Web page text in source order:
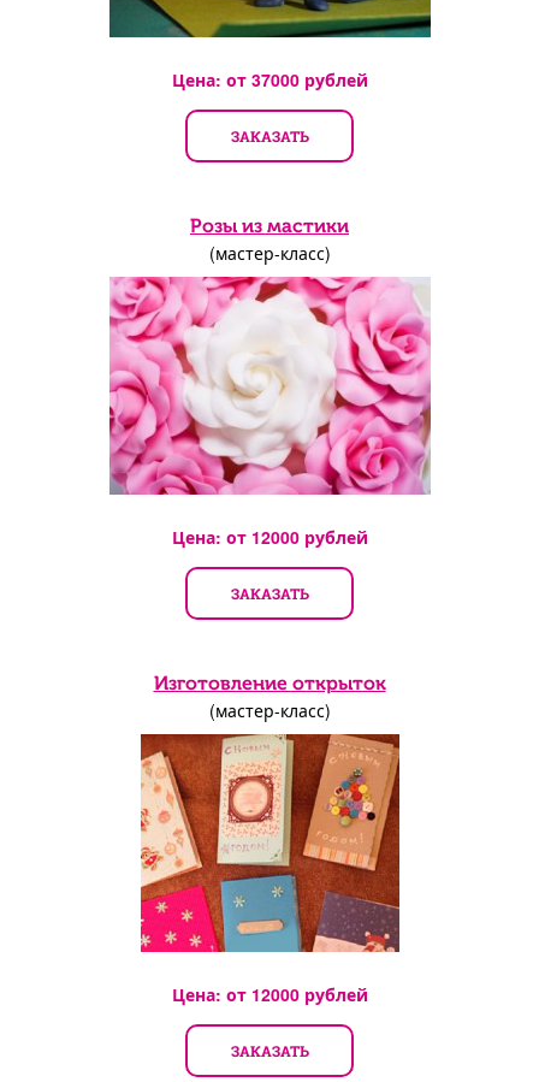
Цена: от 37000рублей
ЗАКАЗАТЬ
Розы из мастики
(мастер-класс)
Цена: от 12000рублей
ЗАКАЗАТЬ
Изготовление открыток
(мастер-класс)
Цена: от 12000рублей
ЗАКАЗАТЬ